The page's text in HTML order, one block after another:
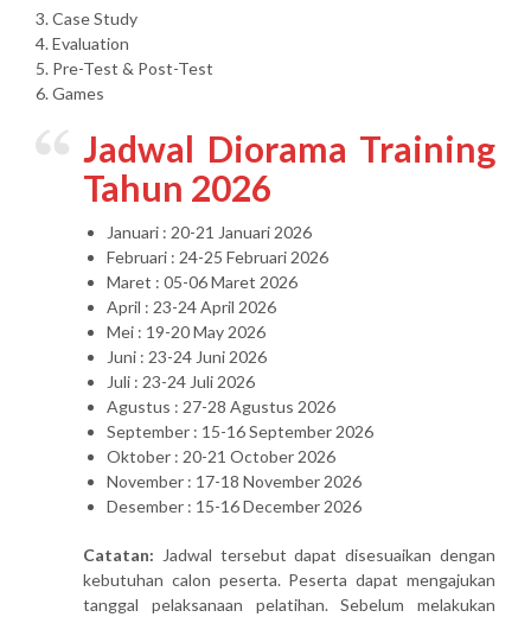
3. Case Study
4. Evaluation
5. Pre-Test & Post-Test
6. Games
Jadwal Diorama Training
Tahun 2026
Januari : 20-21 Januari 2026
Februari : 24-25 Februari 2026
Maret : 05-06 Maret 2026
April : 23-24 April 2026
Mei : 19-20 May 2026
Juni : 23-24 Juni 2026
Juli : 23-24 Juli 2026
Agustus : 27-28 Agustus 2026
September : 15-16 September 2026
Oktober : 20-21 October 2026
November : 17-18 November 2026
Desember : 15-16 December 2026
Catatan: Jadwal tersebut dapat disesuaikan dengan
kebutuhan calon peserta. Peserta dapat mengajukan
tanggal pelaksanaan pelatihan. Sebelum melakukan